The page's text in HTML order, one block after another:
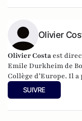
Olivier
Olivier Costa est d
Emile Durkheim de
Collège d’Europe. Il a
fonctionnement de
l’Université de
SUIVRE